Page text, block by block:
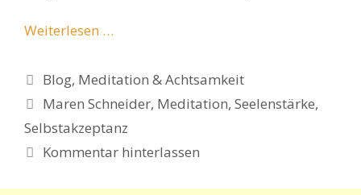
Weiterlesen …
Kategorien
Blog, Meditation & Achtsamkeit
Schlagwörter
Maren Schneider, Meditation,Seelenstärke,
Selbstakzeptanz
Kommentar hinterlassen